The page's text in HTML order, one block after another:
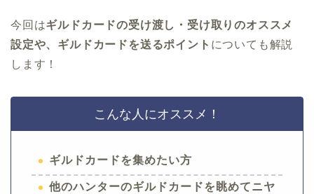
今回はギルドカードの受け渡し・受け取りのオススメ
設定や、ギルドカードを送るポイント についても解説
します！
こんな人にオススメ！
ギルドカードを集めたい方
他のハンターのギルドカードを眺めてニヤ